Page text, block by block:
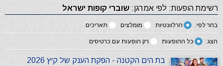
רשימת הופעות: לפי אמרגן:שוברי קופות ישראל
בחר לפי: הרלוונטיות מומלצים תאריכים
הצג: כל ההופעות רק הופעות עם כרטיסים
בת הים הקטנה - הפקת הענק של קיץ 2026